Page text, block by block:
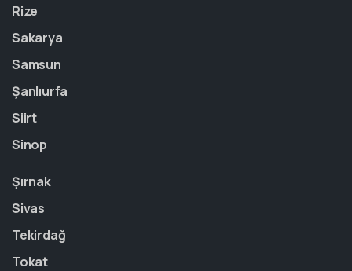
Rize
Sakarya
Samsun
Şanlıurfa
Siirt
Sinop
Şırnak
Sivas
Tekirdağ
Tokat